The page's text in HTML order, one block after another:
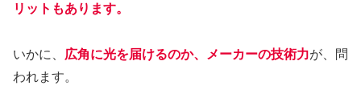
リットもあります。
いかに、 広角に光を届けるのか、メーカーの技術力が、問
われます。